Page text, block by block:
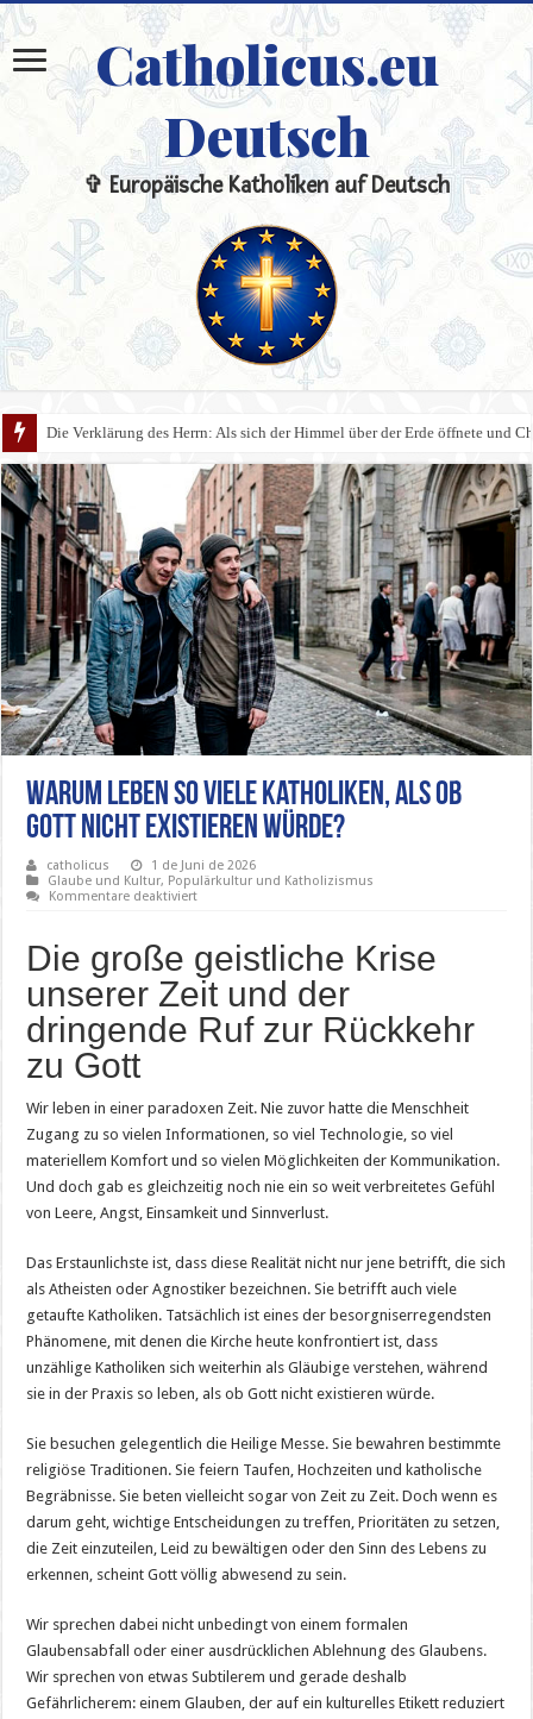
Catholicus.eu
Deutsch
✞ Europäische Katholiken auf Deutsch
Der Schleier, die Kommunionbank und das Presbyterium: Der heilige Sinn
Warum leben so viele Katholiken, als ob
Gott nicht existieren würde?
catholicus
1 de Juni de 2026
Glaube und Kultur, Populärkultur und Katholizismus
Kommentare deaktiviertfür
viele
Katholiken,
als
ob
Gott
nicht
Die große geistliche Krise
unserer Zeit und der
dringende Ruf zur Rückkehr
zu Gott
Wir leben in einer paradoxen Zeit. Nie zuvor hatte die Menschheit
Zugang zu so vielen Informationen, so viel Technologie, so viel
materiellem Komfort und so vielen Möglichkeiten der Kommunikation.
Und doch gab es gleichzeitig noch nie ein so weit verbreitetes Gefühl
von Leere, Angst, Einsamkeit und Sinnverlust.
Das Erstaunlichste ist, dass diese Realität nicht nur jene betrifft, die sich
als Atheisten oder Agnostiker bezeichnen. Sie betrifft auch viele
getaufte Katholiken. Tatsächlich ist eines der besorgniserregendsten
Phänomene, mit denen die Kirche heute konfrontiert ist, dass
unzählige Katholiken sich weiterhin als Gläubige verstehen, während
sie in der Praxis so leben, als ob Gott nicht existieren würde.
Sie besuchen gelegentlich die Heilige Messe. Sie bewahren bestimmte
religiöse Traditionen. Sie feiern Taufen, Hochzeiten und katholische
Begräbnisse. Sie beten vielleicht sogar von Zeit zu Zeit. Doch wenn es
darum geht, wichtige Entscheidungen zu treffen, Prioritäten zu setzen,
die Zeit einzuteilen, Leid zu bewältigen oder den Sinn des Lebens zu
erkennen, scheint Gott völlig abwesend zu sein.
Wir sprechen dabei nicht unbedingt von einem formalen
Glaubensabfall oder einer ausdrücklichen Ablehnung des Glaubens.
Wir sprechen von etwas Subtilerem und gerade deshalb
Gefährlicherem: einem Glauben, der auf ein kulturelles Etikett reduziert